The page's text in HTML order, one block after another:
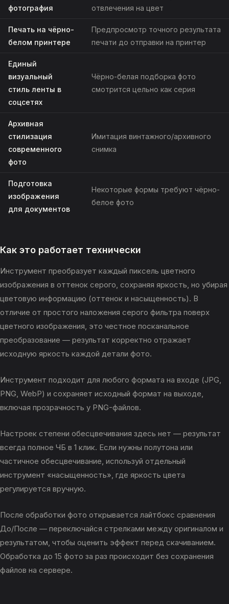
фотография
отвлечения на цвет
Печать на чёрно-
белом принтере
Предпросмотр точного результата
печати до отправки на принтер
Единый
визуальный
стиль ленты в
соцсетях
Чёрно-белая подборка фото
смотрится цельно как серия
Архивная
стилизация
современного
фото
Имитация винтажного/архивного
снимка
Подготовка
изображения
для документов
Некоторые формы требуют чёрно-
белое фото
Как это работает технически
Инструмент преобразует каждый пиксель цветного
изображения в оттенок серого, сохраняя яркость, но убирая
цветовую информацию (оттенок и насыщенность). В
отличие от простого наложения серого фильтра поверх
цветного изображения, это честное посканальное
преобразование — результат корректно отражает
исходную яркость каждой детали фото.
Инструмент подходит для любого формата на входе (JPG,
PNG, WebP) и сохраняет исходный формат на выходе,
включая прозрачность у PNG-файлов.
Настроек степени обесцвечивания здесь нет — результат
всегда полное ЧБ в 1 клик. Если нужны полутона или
частичное обесцвечивание, используй отдельный
инструмент «насыщенность», где яркость цвета
регулируется вручную.
После обработки фото открывается лайтбокс сравнения
До/После — переключайся стрелками между оригиналом и
результатом, чтобы оценить эффект перед скачиванием.
Обработка до 15 фото за раз происходит без сохранения
файлов на сервере.